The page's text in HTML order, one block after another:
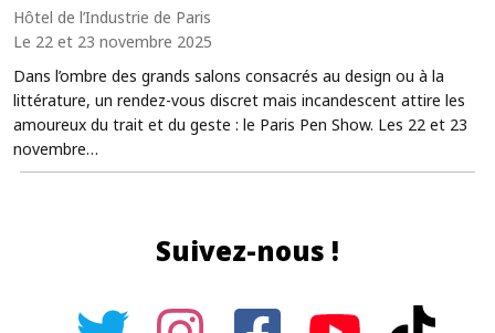
Hôtel de l’Industrie de Paris
Le 22 et 23 novembre 2025
Dans l’ombre des grands salons consacrés au design ou à la
littérature, un rendez-vous discret mais incandescent attire les
amoureux du trait et du geste : le Paris Pen Show. Les 22 et 23
novembre…
Suivez-nous !